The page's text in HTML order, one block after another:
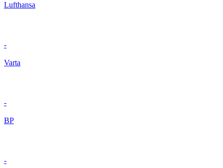
Lufthansa
-
Varta
-
BP
-